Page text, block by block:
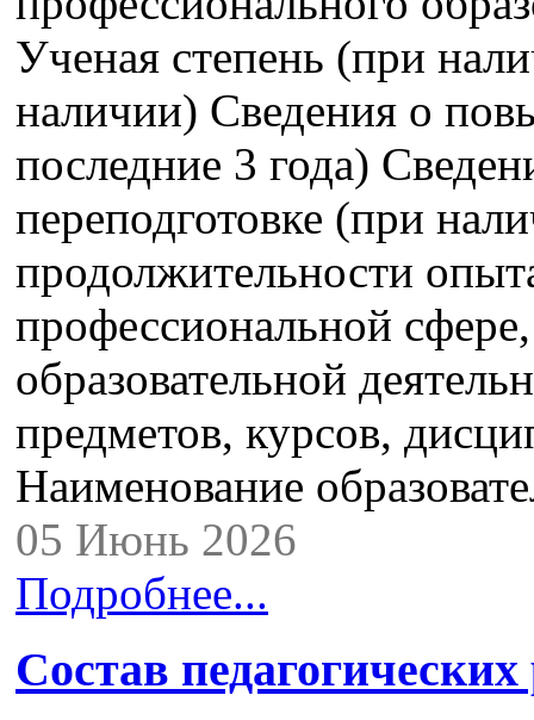
Ученая степень (при
наличии) Сведения о
последние 3 года)
переподготовке (при
продолжительности
профессиональной
образовательной
предметов, курсов,
Наименование
05 Июнь 2026
Подробнее...
Состав